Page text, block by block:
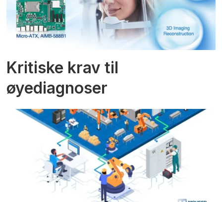
Kritiske krav til
øyediagnoser